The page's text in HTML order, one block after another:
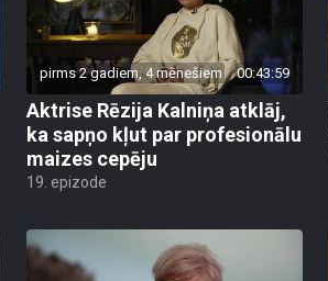
pirms 2 gadiem, 4 mēnešiem 00:43:59
Aktrise Rēzija Kalniņa atklāj,
ka sapņo kļut par profesionālu
maizes cepēju
19. epizode